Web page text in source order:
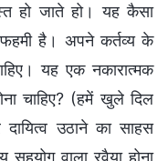
हो जाते हो। यह कैसा
है। अपने कर्तव्य के
यह एक नकारात्मक
चाहिए? (हमें खुले दिल
दायित्व उठाने का साहस
वाला रवैया होना